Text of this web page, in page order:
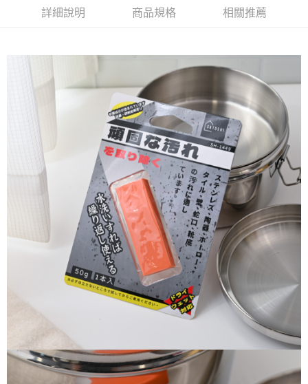
４．使用「AFTEE先享後付」時，將依據個別帳號之用戶狀況，依本公司即
５．嚴禁一人註冊多個帳號或使用他人資訊註冊。若發現惡意使用之情形，
恩沛科技股份有限公司將有權停止該用戶之使用額度並採取法律行動。
每筆NT$100，滿NT$790(含以上)免運費
詳細說明 商品規格 相關推薦